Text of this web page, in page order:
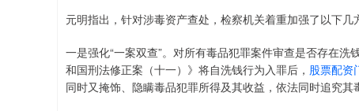
元明指出，针对涉毒资产查处，检察机关着重加强了以下几
一是强化“一案双查”。对所有毒品犯罪案件审查是否存在
和国刑法修正案（十一）》将自洗钱行为入罪后， 股票配资
同时又掩饰、隐瞒毒品犯罪所得及其收益，依法同时追究其